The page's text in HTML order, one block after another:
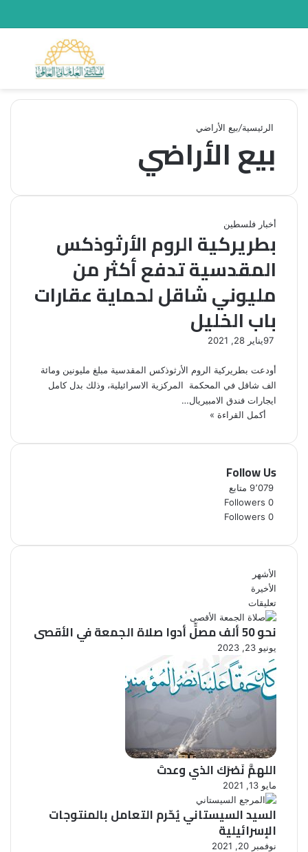
الرئيسية/بيع الأراضي
بيع الأراضي
أخبار فلسطين
بطريركية الروم الأرثوذكس
المقدسية تدفع أكثر من
مليوني شاقل لحماية عقارات
باب الخليل
يناير 28, 2021
أودعت بطريركية الروم الأرثوذكس المقدسية مبلغ مليونين ومائة
الف شاقل في المحكمة المركزية الاسرائيلية، وذلك بدل كامل
ايجارات فندق الامبيريال…
أكمل القراءة »
Follow Us
9٬079 متابع
0
Followers
0
Followers
الأشهر
الأخيرة
تعليقات
نحو 50 ألف مصلٍّ أدوا صلاة الجمعة في الأقصى
يونيو 23, 2023
اللهمَّ نَصْرَك الذي وعدتَ
مايو 13, 2021
السيد السيستاني يُحّرم التعامل بالمنتوجات
الإسرائيلية
نوفمبر 20, 2021